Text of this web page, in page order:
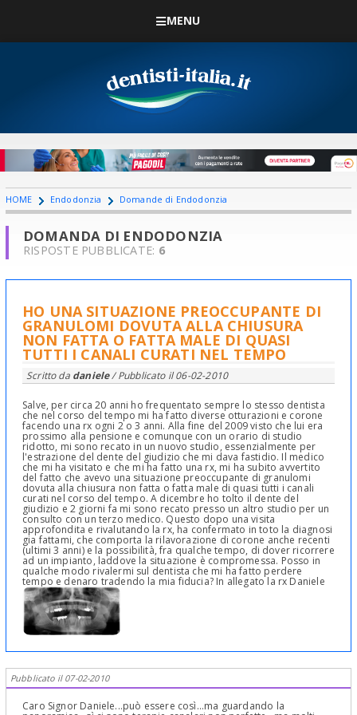
MENU
HOME Endodonzia Domande di Endodonzia
DOMANDA DI ENDODONZIA
RISPOSTE PUBBLICATE: 6
HO UNA SITUAZIONE PREOCCUPANTE DI
GRANULOMI DOVUTA ALLA CHIUSURA
NON FATTA O FATTA MALE DI QUASI
TUTTI I CANALI CURATI NEL TEMPO
Scritto da daniele/ Pubblicato il06-02-2010
Salve, per circa 20 anni ho frequentato sempre lo stesso dentista
che nel corso del tempo mi ha fatto diverse otturazioni e corone
facendo una rx ogni 2 o 3 anni. Alla fine del 2009 visto che lui era
prossimo alla pensione e comunque con un orario di studio
ridotto, mi sono recato in un nuovo studio, essenzialmente per
l'estrazione del dente del giudizio che mi dava fastidio. Il medico
che mi ha visitato e che mi ha fatto una rx, mi ha subito avvertito
del fatto che avevo una situazione preoccupante di granulomi
dovuta alla chiusura non fatta o fatta male di quasi tutti i canali
curati nel corso del tempo. A dicembre ho tolto il dente del
giudizio e 2 giorni fa mi sono recato presso un altro studio per un
consulto con un terzo medico. Questo dopo una visita
approfondita e rivalutando la rx, ha confermato in toto la diagnosi
gia fattami, che comporta la rilavorazione di corone anche recenti
(ultimi 3 anni) e la possibilità, fra qualche tempo, di dover ricorrere
ad un impianto, laddove la situazione è compromessa. Posso in
qualche modo rivalermi sul dentista che mi ha fatto perdere
tempo e denaro tradendo la mia fiducia? In allegato la rx Daniele
Pubblicato il 07-02-2010
Caro Signor Daniele...può essere così...ma guardando la